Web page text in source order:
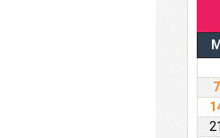
7
21